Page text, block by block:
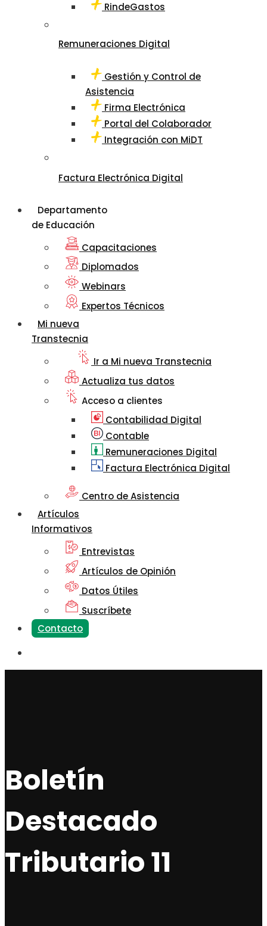
RindeGastos
Remuneraciones Digital
Gestión y Control de
Asistencia
Firma Electrónica
Portal del Colaborador
Integración con MiDT
Factura Electrónica Digital
Departamento
de Educación
Capacitaciones
Diplomados
Webinars
Expertos Técnicos
Mi nueva
Transtecnia
Ir a Mi nueva Transtecnia
Actualiza tus datos
Acceso a clientes
Contabilidad Digital
Contable
Remuneraciones Digital
Factura Electrónica Digital
Centro de Asistencia
Artículos
Informativos
Entrevistas
Artículos de Opinión
Datos Útiles
Suscríbete
Contacto
Boletín
Destacado
Tributario 11